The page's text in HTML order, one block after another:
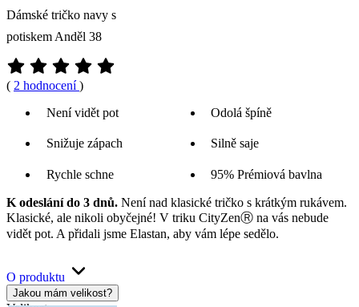
Dámské tričko navy s
potiskem Anděl 38
( 2 hodnocení)
Není vidět pot
Odolá špíně
Snižuje zápach Silně saje
Rychle schne 95% Prémiová bavlna
K odeslání do 3 dnů. Není nad klasické tričko s krátkým rukávem.
Klasické, ale nikoli obyčejné! V triku CityZenⓇ na vás nebude
vidět pot. A přidali jsme Elastan, aby vám lépe sedělo.
O produktu
Jakou mám velikost?